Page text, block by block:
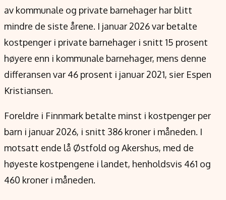
av kommunale og private barnehager har blitt
mindre de siste årene. I januar 2026 var betalte
kostpenger i private barnehager i snitt 15 prosent
høyere enn i kommunale barnehager, mens denne
differansen var 46 prosent i januar 2021, sier Espen
Kristiansen.
Foreldre i Finnmark betalte minst i kostpenger per
barn i januar 2026, i snitt 386 kroner i måneden. I
motsatt ende lå Østfold og Akershus, med de
høyeste kostpengene i landet, henholdsvis 461 og
460 kroner i måneden.